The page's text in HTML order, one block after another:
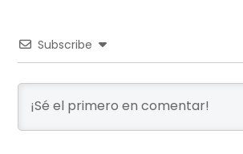
Subscribe